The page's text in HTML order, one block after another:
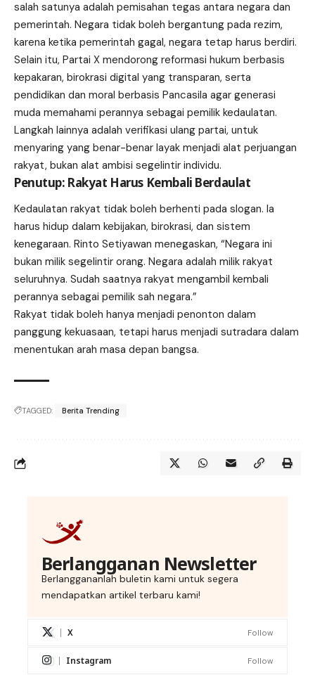
salah satunya adalah pemisahan tegas antara negara dan
pemerintah. Negara tidak boleh bergantung pada rezim,
karena ketika pemerintah gagal, negara tetap harus berdiri.
Selain itu, Partai X mendorong reformasi hukum berbasis
kepakaran, birokrasi digital yang transparan, serta
pendidikan dan moral berbasis Pancasila agar generasi
muda memahami perannya sebagai pemilik kedaulatan.
Langkah lainnya adalah verifikasi ulang partai, untuk
menyaring yang benar-benar layak menjadi alat perjuangan
rakyat, bukan alat ambisi segelintir individu.
Penutup: Rakyat Harus Kembali Berdaulat
Kedaulatan rakyat tidak boleh berhenti pada slogan. Ia
harus hidup dalam kebijakan, birokrasi, dan sistem
kenegaraan. Rinto Setiyawan menegaskan, “Negara ini
bukan milik segelintir orang. Negara adalah milik rakyat
seluruhnya. Sudah saatnya rakyat mengambil kembali
perannya sebagai pemilik sah negara.”
Rakyat tidak boleh hanya menjadi penonton dalam
panggung kekuasaan, tetapi harus menjadi sutradara dalam
menentukan arah masa depan bangsa.
TAGGED: Berita Trending
Berlangganan Newsletter
Berlanggananlah buletin kami untuk segera
mendapatkan artikel terbaru kami!
X Follow
Instagram Follow